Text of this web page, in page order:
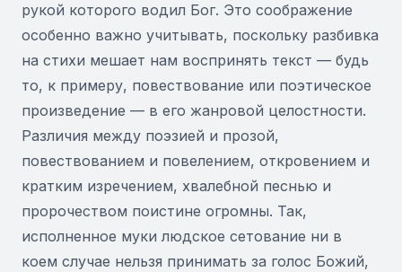
рукой которого водил Бог. Это соображение
особенно важно учитывать, поскольку разбивка
на стихи мешает нам воспринять текст — будь
то, к примеру, повествование или поэтическое
произведение — в его жанровой целостности.
Различия между поэзией и прозой,
повествованием и повелением, откровением и
кратким изречением, хвалебной песнью и
пророчеством поистине огромны. Так,
исполненное муки людское сетование ни в
коем случае нельзя принимать за голос Божий,